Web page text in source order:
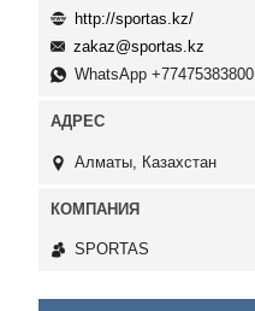
http://sportas.kz/
zakaz@sportas.kz
WhatsApp +77475383800
Алматы, Казахстан
SPORTAS